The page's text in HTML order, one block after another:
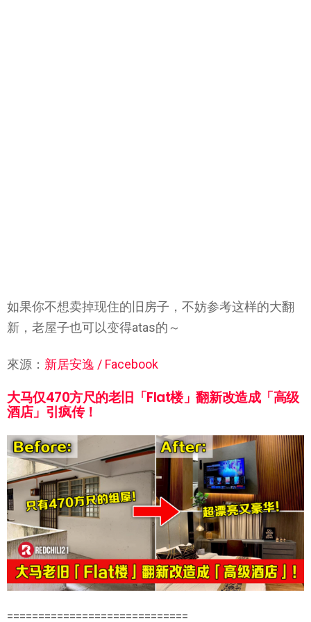
如果你不想卖掉现住的旧房子，不妨参考这样的大翻
新，老屋子也可以变得atas的～
來源： 新居安逸 / Facebook
大马仅470方尺的老旧「Flat楼」翻新改造成「高级
酒店」引疯传！
=============================